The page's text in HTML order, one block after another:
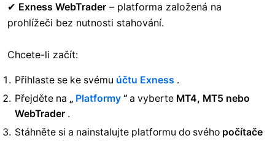
✔ Exness WebTrader – platforma založená na
prohlížeči bez nutnosti stahování.
Chcete-li začít:
Přihlaste se ke svému účtu Exness .
Přejděte na „ Platformy “ a vyberte MT4, MT5 nebo
WebTrader .
Stáhněte si a nainstalujte platformu do svého počítače